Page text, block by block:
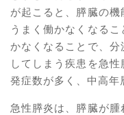
が起こると、膵臓の
うまく働かなくなる
かなくなることで、
してしまう疾患を急
発症数が多く、中高年
急性膵炎は、膵臓が